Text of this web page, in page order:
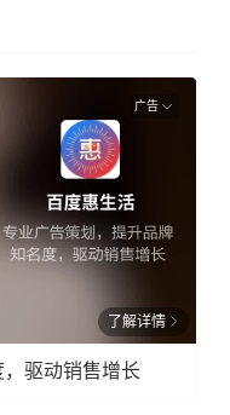
广告
了解详情
驱动销售增长